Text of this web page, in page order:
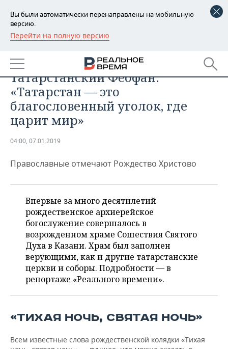
Вы были автоматически перенаправлены на мобильную
версию.
Перейти на полную версию
РЕГИОНЫ
БАШКОРТОСТАН
ТАТАРСТАН
УДМУРТИЯ
НОВОСТИ
АНАЛИТИКА
НОВОСТИ АНАЛИТИКИ
ДЕКЛАРАЦИИ О ДОХОДАХ
КОМУ ПРИНАДЛЕЖАТ
ТОРГОВЫЕ ЦЕНТРЫ
ТАТАРСТАНА
ЭКОНОМИКА
НОВОСТИ ЭКОНОМИКИ
БЮДЖЕТ
ИНВЕСТИЦИИ
ПРОМЫШЛЕННОСТЬ
ПРОМЫШЛЕННОСТИ
АГРОПРОМ
МАШИНОСТРОЕНИЕ
НЕФТЕХИМИЯ
НЕФТЬ
ОПК
НОВОСТИ АВТО
БИЗНЕС
НОВОСТИ БИЗНЕСА
РОЗНИЧНАЯ ТОРГОВЛЯ
ТРАНСПОРТ
УСЛУГИ
ТЕХНОЛОГИИ
НОВОСТИ ТЕХНОЛОГИЙ
МЕДИА
ТЕЛЕКОММУНИКАЦИИ
МЕРОПРИЯТИЯ
НОВОСТИ МЕРОПРИЯТИЙ
ВЫЕЗДНАЯ РЕДАКЦИЯ
БИЗНЕС-БРАНЧИ
ONLINE-КОНФЕРЕНЦИИ
СПОРТ
НОВОСТИ СПОРТА
ФУТБОЛ
ХОККЕЙ
ОБЩЕСТВО
НОВОСТИ ОБЩЕСТВА
ВЛАСТЬ
ФОТОГАЛЕРЕЯ
СЮЖЕТЫ
Митрополит Казанский и
Татарстанский Феофан:
«Татарстан — это
благословенный уголок, где
царит мир»
04:00, 07.01.2019
Православные отмечают Рождество Христово
Впервые за много десятилетий
рождественское архиерейское
богослужение совершалось в
возрожденном храме Сошествия Святого
Духа в Казани. Храм был заполнен
верующими, как и другие татарстанские
церкви и соборы. Подробности — в
репортаже «Реального времени».
«ТИХАЯ НОЧЬ, СВЯТАЯ НОЧЬ»
Всем известные слова рождественской колядки «Тихая